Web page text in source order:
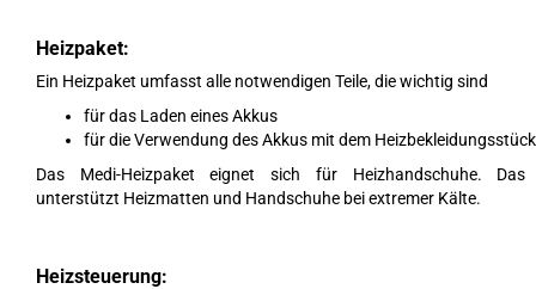
Heizpaket:
Ein Heizpaket umfasst alle notwendigen Teile, die wichtig sind
für das Laden eines Akkus
für die Verwendung des Akkus mit dem Heizbekleidungsstück
Das Medi-Heizpaket eignet sich für Heizhandschuhe. Das
unterstützt Heizmatten und Handschuhe bei extremer Kälte.
Heizsteuerung: